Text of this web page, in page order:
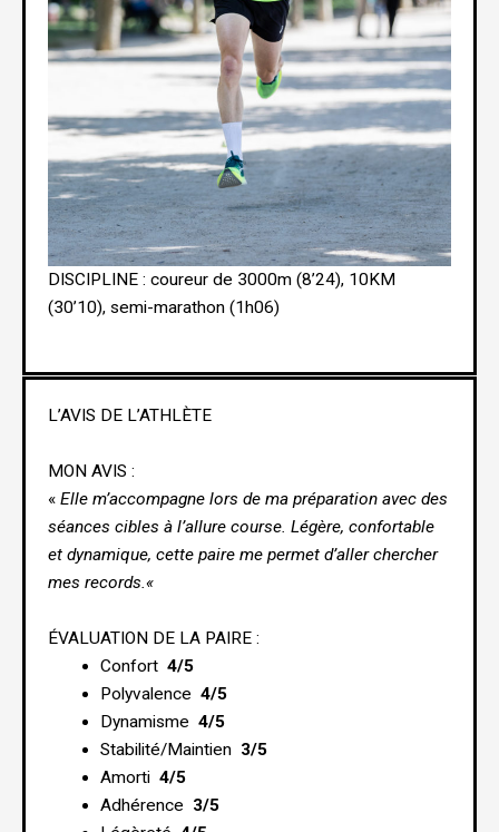
DISCIPLINE : coureur de 3000m (8’24), 10KM
(30’10), semi-marathon (1h06)
L’AVIS DE L’ATHLÈTE
MON AVIS :
« Elle m’accompagne lors de ma préparation avec des
séances cibles à l’allure course. Légère, confortable
et dynamique, cette paire me permet d’aller chercher
mes records.«
ÉVALUATION DE LA PAIRE :
Confort 4/5
Polyvalence 4/5
Dynamisme 4/5
Stabilité/Maintien 3/5
Amorti 4/5
Adhérence 3/5